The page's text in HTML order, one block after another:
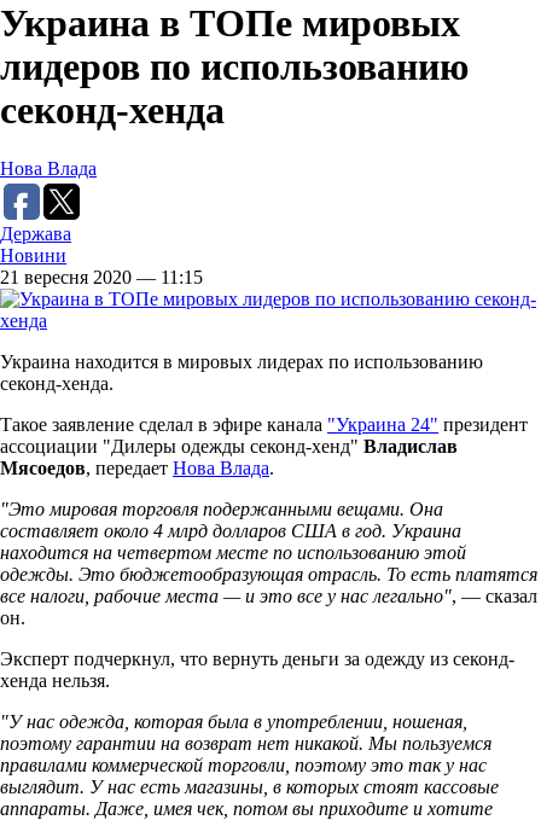
Украина в ТОПе мировых
лидеров по использованию
секонд-хенда
Нова Влада
Держава
Новини
21 вересня 2020 — 11:15
Украина находится в мировых лидерах по использованию
секонд-хенда.
Такое заявление сделал в эфире канала "Украина 24" президент
ассоциации "Дилеры одежды секонд-хенд" Владислав
Мясоедов, передает Нова Влада.
"Это мировая торговля подержанными вещами. Она
составляет около 4 млрд долларов США в год. Украина
находится на четвертом месте по использованию этой
одежды. Это бюджетообразующая отрасль. То есть платятся
все налоги, рабочие места — и это все у нас легально", — сказал
он.
Эксперт подчеркнул, что вернуть деньги за одежду из секонд-
хенда нельзя.
"У нас одежда, которая была в употреблении, ношеная,
поэтому гарантии на возврат нет никакой. Мы пользуемся
правилами коммерческой торговли, поэтому это так у нас
выглядит. У нас есть магазины, в которых стоят кассовые
аппараты. Даже, имея чек, потом вы приходите и хотите